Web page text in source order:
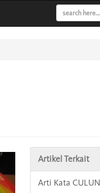
Artikel Terkait
Arti Kata CULUN